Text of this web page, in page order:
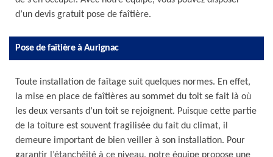
d’un devis gratuit pose de faîtière.
Pose de faîtière à Aurignac
Toute installation de faîtage suit quelques normes. En effet,
la mise en place de faîtières au sommet du toit se fait là où
les deux versants d’un toit se rejoignent. Puisque cette partie
de la toiture est souvent fragilisée du fait du climat, il
demeure important de bien veiller à son installation. Pour